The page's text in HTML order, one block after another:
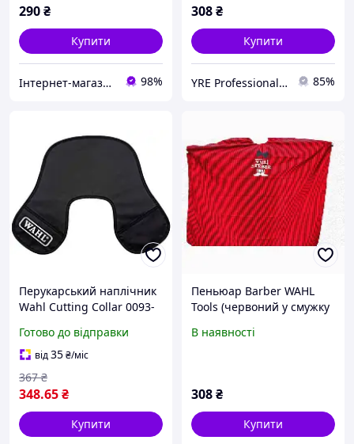
290₴
Купити
Інтернет-магазин "OpenSalon" 98%
308₴
Купити
YRE Professional💅🏻 85%
Перукарський наплічник
Wahl Cutting Collar 0093-
Готово до відправки
від35₴/міс
348.65₴
367 ₴
Купити
Пеньюар Barber WAHL
Tools (червоний у смужку
В наявності
308₴
Купити